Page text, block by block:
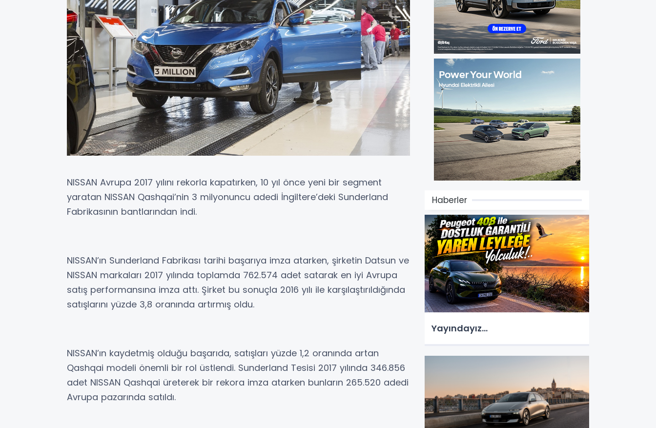
NISSAN Avrupa 2017 yılını rekorla kapatırken, 10 yıl önce yeni bir segment
yaratan NISSAN Qashqai’nin 3 milyonuncu adedi İngiltere’deki Sunderland
Fabrikasının bantlarından indi.
NISSAN’ın Sunderland Fabrikası tarihi başarıya imza atarken, şirketin Datsun ve
NISSAN markaları 2017 yılında toplamda 762.574 adet satarak en iyi Avrupa
satış performansına imza attı. Şirket bu sonuçla 2016 yılı ile karşılaştırıldığında
satışlarını yüzde 3,8 oranında artırmış oldu.
NISSAN’ın kaydetmiş olduğu başarıda, satışları yüzde 1,2 oranında artan
Qashqai modeli önemli bir rol üstlendi. Sunderland Tesisi 2017 yılında 346.856
adet NISSAN Qashqai üreterek bir rekora imza atarken bunların 265.520 adedi
Avrupa pazarında satıldı.
Haberler
Yayındayız...